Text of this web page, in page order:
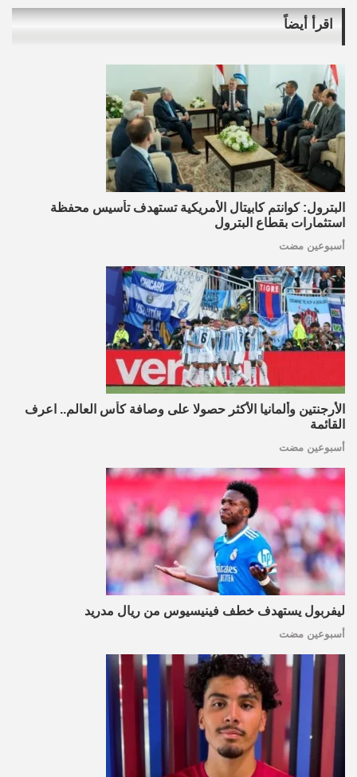
اقرأ أيضاً
البترول: كوانتم كابيتال الأمريكية تستهدف تأسيس محفظة
استثمارات بقطاع البترول
أسبوعين مضت
الأرجنتين وألمانيا الأكثر حصولا على وصافة كأس العالم.. اعرف
القائمة
أسبوعين مضت
ليفربول يستهدف خطف فينيسيوس من ريال مدريد
أسبوعين مضت